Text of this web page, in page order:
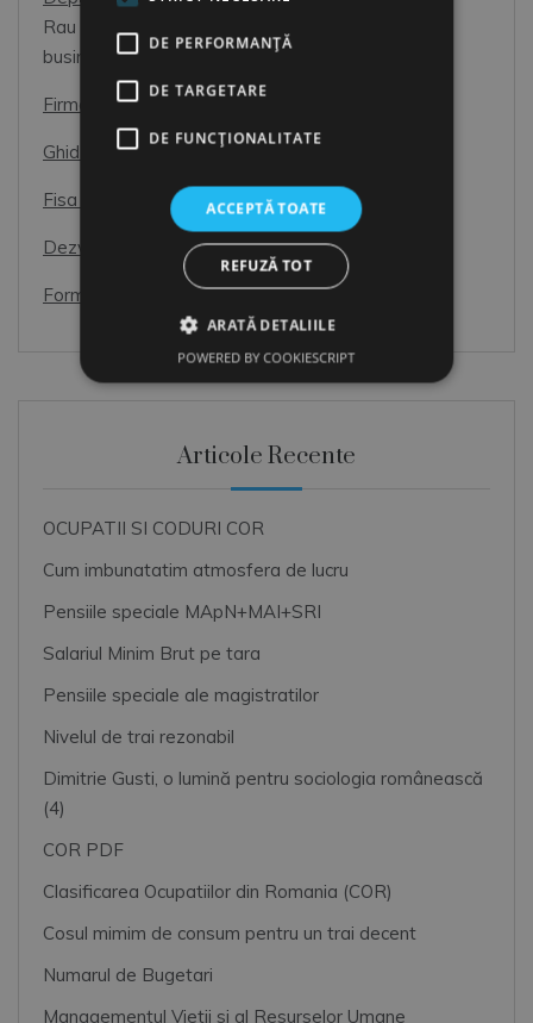
Rau necesar, sau Partener de incredere pentru
business?
Firme de Recrutare
Ghid de interviu pentru candidati
Fisa Postului
Dezvoltarea Resurselor Umane
Formular de Exit interviu
Articole Recente
OCUPATII SI CODURI COR
Cum imbunatatim atmosfera de lucru
Pensiile speciale MApN+MAI+SRI
Salariul Minim Brut pe tara
Pensiile speciale ale magistratilor
Nivelul de trai rezonabil
Dimitrie Gusti, o lumină pentru sociologia românească
(4)
COR PDF
Clasificarea Ocupatiilor din Romania (COR)
Cosul mimim de consum pentru un trai decent
Numarul de Bugetari
Managementul Vietii si al Resurselor Umane
DE PERFORMANȚĂ
DE TARGETARE
DE FUNCŢIONALITATE
ACCEPTĂ TOATE
REFUZĂ TOT
ARATĂ DETALIILE
POWERED BY COOKIESCRIPT